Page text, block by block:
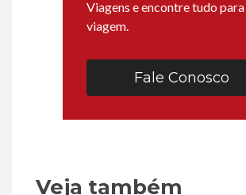
Viagens e encontre tudo para
viagem.
Fale Conosco
Veja também